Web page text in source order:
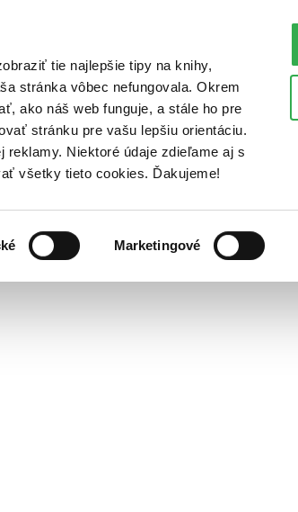
tie najlepšie tipy na knihy,
stránka vôbec nefungovala. Okrem
ako náš web funguje, a stále ho pre
stránku pre vašu lepšiu orientáciu.
reklamy. Niektoré údaje zdieľame aj s
všetky tieto cookies. Ďakujeme!
Marketingové